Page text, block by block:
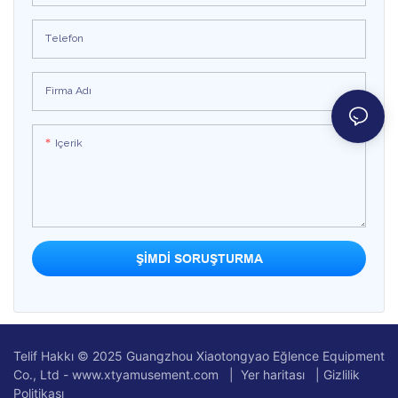
Telefon
Firma Adı
Içerik
ŞIMDI SORUŞTURMA
Telif Hakkı © 2025 Guangzhou Xiaotongyao Eğlence Equipment
Co., Ltd - www.xtyamusement.com |
Yer haritası
Gizlilik
Politikası